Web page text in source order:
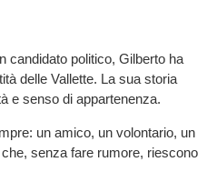
candidato politico, Gilberto ha
delle Vallette. La sua storia
e senso di appartenenza.
un amico, un volontario, un
senza fare rumore, riescono